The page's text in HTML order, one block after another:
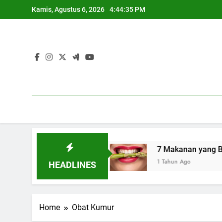
to
Kamis, Agustus 6, 2026 4:44:36 PM
HEADLINES
7 Makanan yang Bantu
1 Tahun Ago
Home Obat Kumur